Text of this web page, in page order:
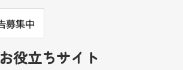
お役立ちサイト